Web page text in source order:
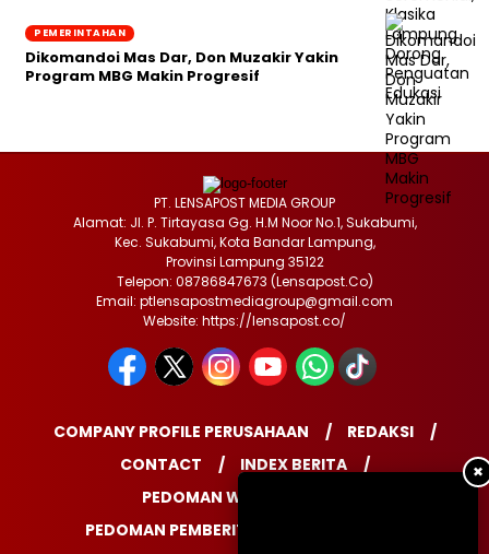
PEMERINTAHAN
Dikomandoi Mas Dar, Don Muzakir Yakin
Program MBG Makin Progresif
✖
PT. LENSAPOST MEDIA GROUP
Alamat: Jl. P. Tirtayasa Gg. H.M Noor No.1, Sukabumi,
Kec. Sukabumi, Kota Bandar Lampung,
Provinsi Lampung 35122
Telepon: 08786847673 (Lensapost.Co)
Email: ptlensapostmediagroup@gmail.com
Website: https://lensapost.co/
COMPANY PROFILE PERUSAHAAN
REDAKSI
CONTACT
INDEX BERITA
PEDOMAN WARTAWAN
PEDOMAN PEMBERITAAN MEDIA SIBER